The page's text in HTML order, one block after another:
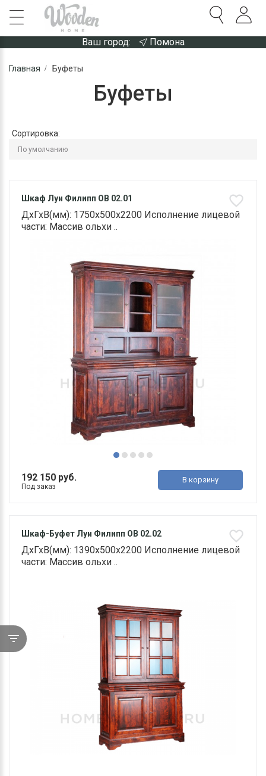
Ваш город: Помона
Главная Буфеты
Буфеты
Сортировка:
Шкаф Луи Филипп ОВ 02.01
ДхГхВ(мм): 1750х500х2200 Исполнение лицевой
части: Массив ольхи ..
192 150 руб.
Под заказ
В корзину
Шкаф-Буфет Луи Филипп ОВ 02.02
ДхГхВ(мм): 1390х500х2200 Исполнение лицевой
части: Массив ольхи ..